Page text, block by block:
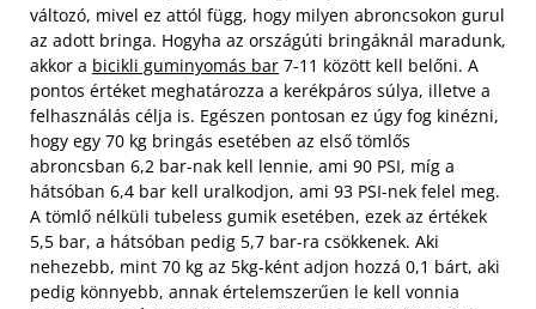
változó, mivel ez attól függ, hogy milyen abroncsokon gurul
az adott bringa. Hogyha az országúti bringáknál maradunk,
akkor a bicikli guminyomás bar 7-11 között kell belőni. A
pontos értéket meghatározza a kerékpáros súlya, illetve a
felhasználás célja is. Egészen pontosan ez úgy fog kinézni,
hogy egy 70 kg bringás esetében az első tömlős
abroncsban 6,2 bar-nak kell lennie, ami 90 PSI, míg a
hátsóban 6,4 bar kell uralkodjon, ami 93 PSI-nek felel meg.
A tömlő nélküli tubeless gumik esetében, ezek az értékek
5,5 bar, a hátsóban pedig 5,7 bar-ra csökkenek. Aki
nehezebb, mint 70 kg az 5kg-ként adjon hozzá 0,1 bárt, aki
pedig könnyebb, annak értelemszerűen le kell vonnia